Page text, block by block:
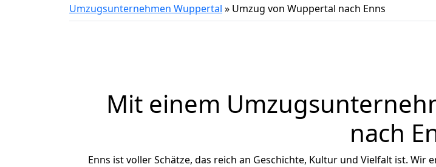
Umzugsunternehmen Wuppertal » Umzug von Wuppertal nach Enns
Mit einem
nach
Enns ist voller Schätze, das reich an Geschichte, Kultur und Vielfalt ist. Wir